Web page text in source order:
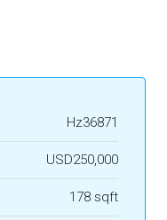
Hz36871
USD250,000
178 sqft